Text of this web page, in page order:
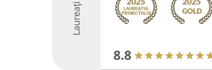
Laureați
8.8